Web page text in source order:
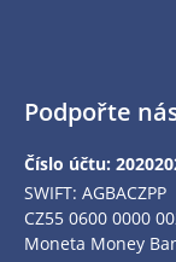
Podpořte
Číslo účtu:
SWIFT: AGBACZPP
CZ55 0600 0000
Moneta Money